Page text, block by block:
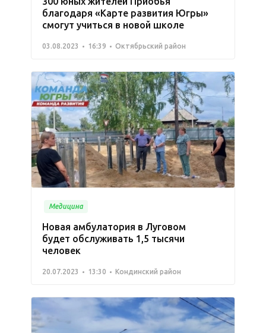
благодаря «Карте развития Югры»
смогут учиться в новой школе
03.08.2023 16:39 Октябрьский район
Медицина
Новая амбулатория в Луговом
будет обслуживать 1,5 тысячи
человек
20.07.2023 13:30 Кондинский район